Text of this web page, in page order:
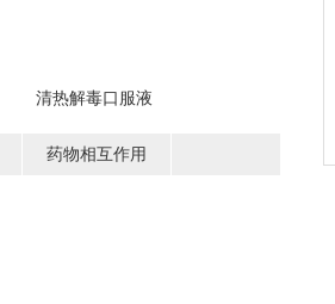
清热解毒口服液
药物相互作用